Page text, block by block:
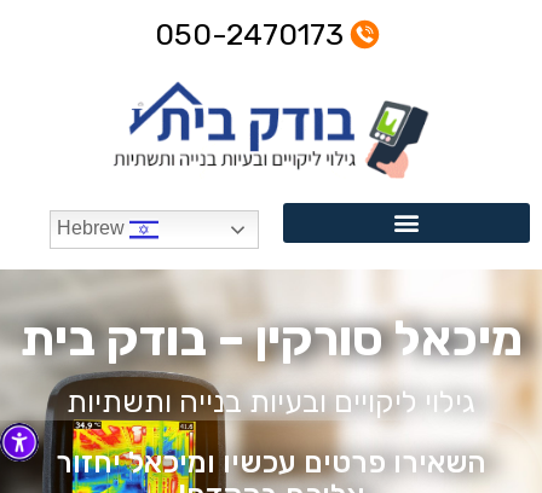
050-2470173
השאירו פרטים עכשיו ומיכאל יחזור
מיכאל סורקין – בודק בית
גילוי ליקויים ובעיות בנייה ותשתיות